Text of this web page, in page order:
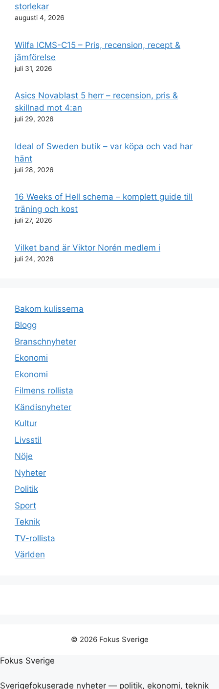
storlekar
augusti 4, 2026
Wilfa ICMS-C15 – Pris, recension, recept &
jämförelse
juli 31, 2026
Asics Novablast 5 herr – recension, pris &
skillnad mot 4:an
juli 29, 2026
Ideal of Sweden butik – var köpa och vad har
hänt
juli 28, 2026
16 Weeks of Hell schema – komplett guide till
träning och kost
juli 27, 2026
Vilket band är Viktor Norén medlem i
juli 24, 2026
Bakom kulisserna
Blogg
Branschnyheter
Ekonomi
Ekonomi
Filmens rollista
Kändisnyheter
Kultur
Livsstil
Nöje
Nyheter
Politik
Sport
Teknik
TV-rollista
Världen
© 2026 Fokus Sverige
Fokus Sverige
Sverigefokuserade nyheter — politik, ekonomi, teknik